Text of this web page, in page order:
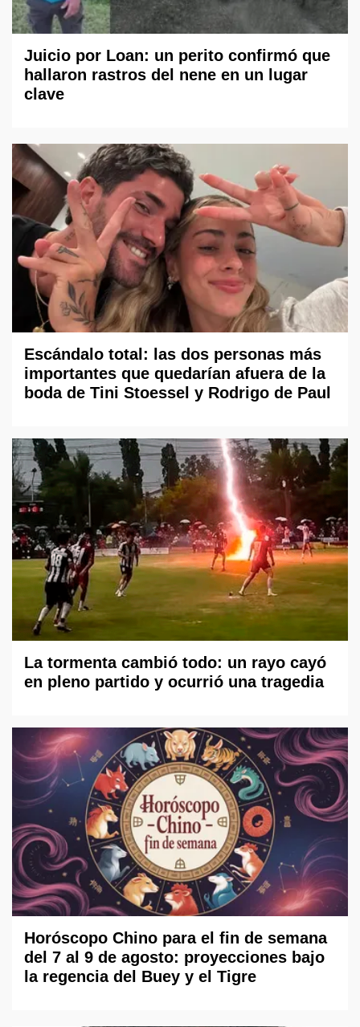
Juicio por Loan: un perito confirmó que
hallaron rastros del nene en un lugar
clave
Escándalo total: las dos personas más
importantes que quedarían afuera de la
boda de Tini Stoessel y Rodrigo de Paul
La tormenta cambió todo: un rayo cayó
en pleno partido y ocurrió una tragedia
Horóscopo Chino para el fin de semana
del 7 al 9 de agosto: proyecciones bajo
la regencia del Buey y el Tigre